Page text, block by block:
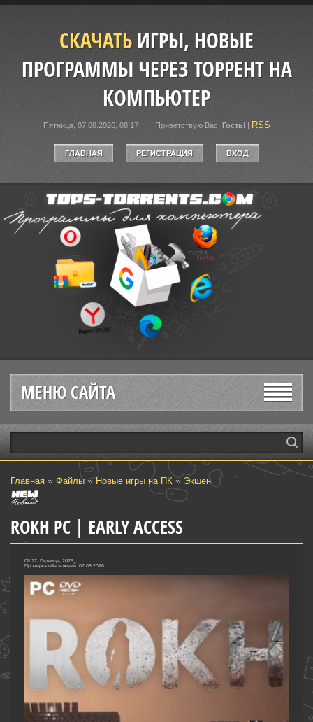
СКАЧАТЬИГРЫ, НОВЫЕ
ПРОГРАММЫ ЧЕРЕЗ ТОРРЕНТ НА
КОМПЬЮТЕР
Пятница, 07.08.2026, 08:17 Приветствую Вас Гость! | RSS
ГЛАВНАЯ РЕГИСТРАЦИЯ ВХОД
МЕНЮ САЙТА
Главная » Файлы»Новые игры на ПК » Экшен
ROKH PC | EARLY ACCESS
08:17, Пятница, 2026
Проверка обновлений: 07.08.2026